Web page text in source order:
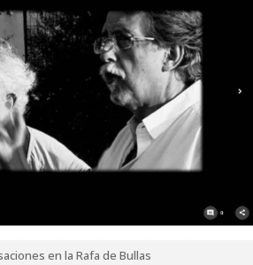
en la Rafa de Bullas